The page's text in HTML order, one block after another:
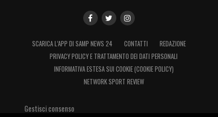
SCARICA L’APP DI SAMP NEWS 24 CONTATTI
REDAZIONE
PRIVACY POLICY E TRATTAMENTO DEI DATI PERSONALI
INFORMATIVA ESTESA SUI COOKIE (COOKIE POLICY)
NETWORK SPORT REVIEW
Gestisci consenso